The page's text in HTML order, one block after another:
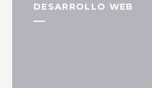
DESARROLLO WEB